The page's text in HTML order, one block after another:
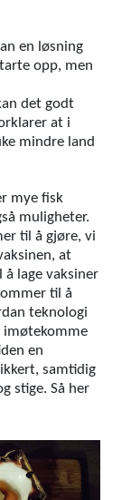
en løsning
opp, men
det godt
at i
mindre land
mye fisk
muligheter.
til å gjøre, vi
at
lage vaksiner
til å
teknologi
imøtekomme
en
samtidig
stige. Så her